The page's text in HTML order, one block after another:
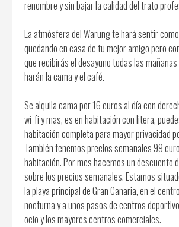
renombre y sin bajar la calidad del trato
La atmósfera del Warung te hará sentir
quedando en casa de tu mejor amigo pero
que recibirás el desayuno todas las
harán la cama y el café.
Se alquila cama por 16 euros al día con
wi-fi y mas, es en habitación con litera,
habitación completa para mayor privacidad
También tenemos precios semanales 99
habitación. Por mes hacemos un descuento
sobre los precios semanales. Estamos
la playa principal de Gran Canaria, en el
nocturna y a unos pasos de centros
ocio y los mayores centros comerciales.